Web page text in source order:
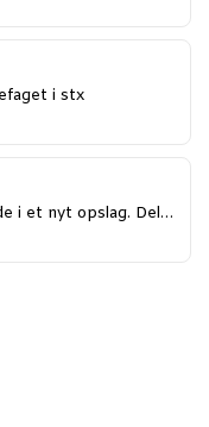
i stx
i et nyt opslag. Del…